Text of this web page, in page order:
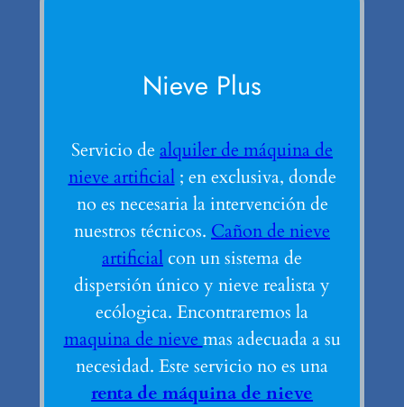
Nieve Plus
Servicio de alquiler de máquina de
nieve artificial; en exclusiva, donde
no es necesaria la intervención de
nuestros técnicos. Cañon de nieve
artificialcon un sistema de
dispersión único y nieve realista y
ecólogica. Encontraremos la
maquina de nieve mas adecuada a su
necesidad. Este servicio no es una
renta de máquina de nieve